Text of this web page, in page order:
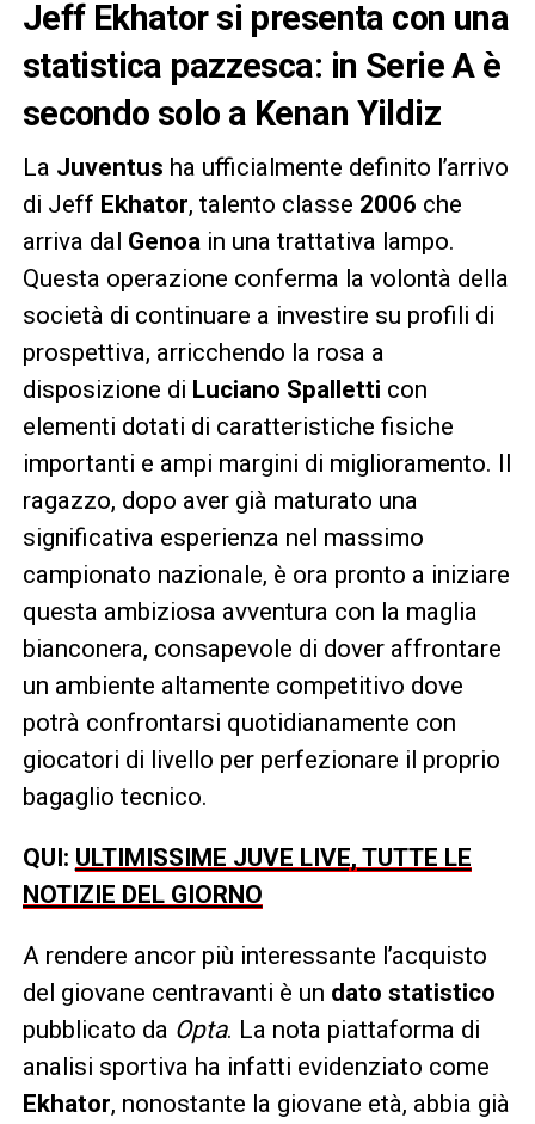
Jeff Ekhator si presenta con una
statistica pazzesca: in Serie A è
secondo solo a Kenan Yildiz
La Juventus ha ufficialmente definito l’arrivo
di Jeff Ekhator, talento classe 2006 che
arriva dal Genoa in una trattativa lampo.
Questa operazione conferma la volontà della
società di continuare a investire su profili di
prospettiva, arricchendo la rosa a
disposizione di Luciano Spalletti con
elementi dotati di caratteristiche fisiche
importanti e ampi margini di miglioramento. Il
ragazzo, dopo aver già maturato una
significativa esperienza nel massimo
campionato nazionale, è ora pronto a iniziare
questa ambiziosa avventura con la maglia
bianconera, consapevole di dover affrontare
un ambiente altamente competitivo dove
potrà confrontarsi quotidianamente con
giocatori di livello per perfezionare il proprio
bagaglio tecnico.
QUI: ULTIMISSIME JUVE LIVE, TUTTE LE
NOTIZIE DEL GIORNO
A rendere ancor più interessante l’acquisto
del giovane centravanti è un dato statistico
pubblicato da Opta. La nota piattaforma di
analisi sportiva ha infatti evidenziato come
Ekhator, nonostante la giovane età, abbia già